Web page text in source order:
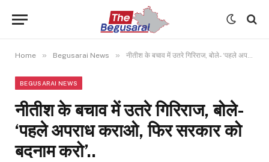
Home » Begusarai News » नीतीश के बचाव में उतरे गिरिराज, बोले- ‘पहले अपराध कराओ, फिर सरकार को बदनाम करो’..
BEGUSARAI NEWS
नीतीश के बचाव में उतरे गिरिराज, बोले-
‘पहले अपराध कराओ, फिर सरकार को
बदनाम करो’..